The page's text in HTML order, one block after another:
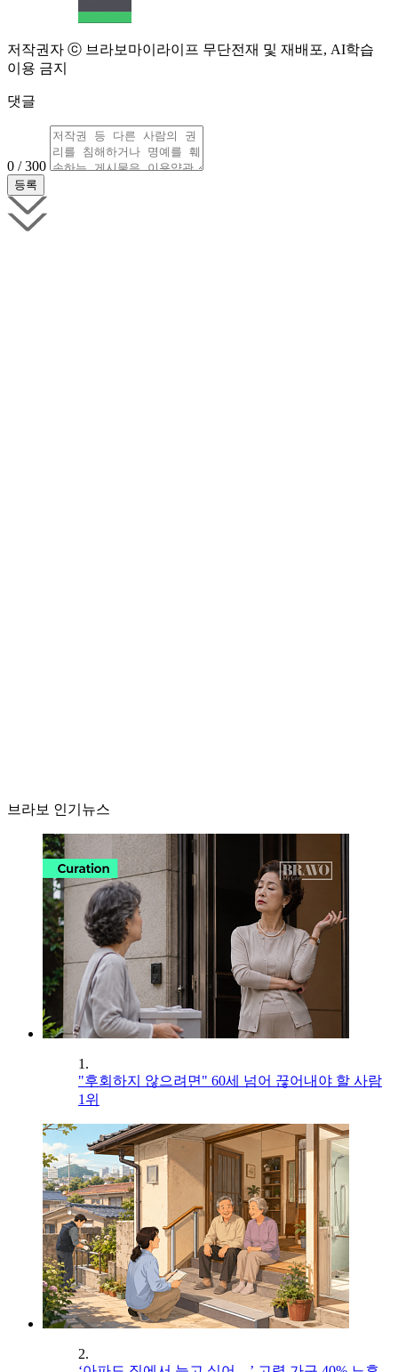
저작권자 ⓒ 브라보마이라이프 무단전재 및 재배포, AI학습
이용 금지
댓글
0 / 300
브라보 인기뉴스
1.
"후회하지 않으려면" 60세 넘어 끊어내야 할 사람
1위
2.